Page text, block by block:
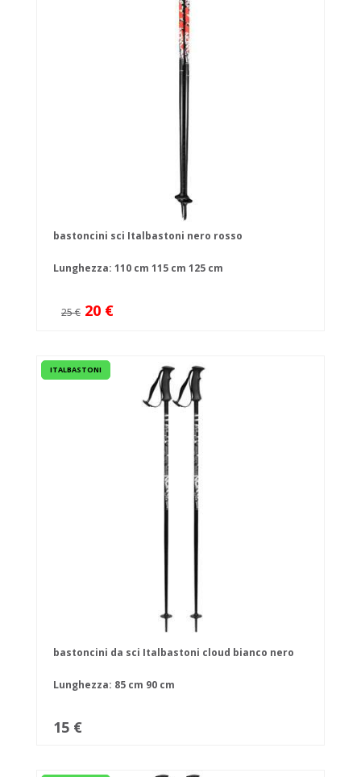
bastoncini sci Italbastoni nero rosso
Lunghezza: 110 cm 115 cm 125 cm
25 € 20 €
ITALBASTONI
bastoncini da sci Italbastoni cloud bianco nero
Lunghezza: 85 cm 90 cm
15 €